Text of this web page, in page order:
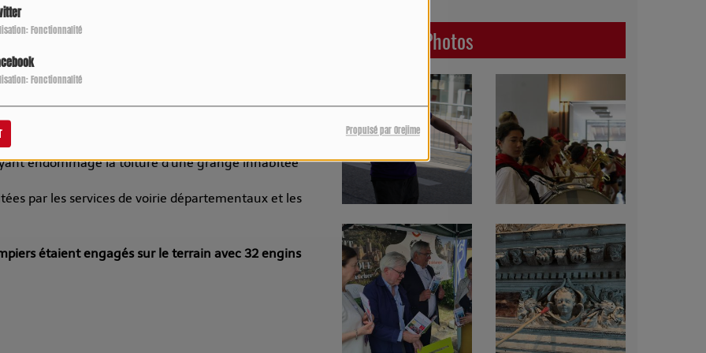
Fonctionnalité
Fonctionnalité
Propulsé par Orejime
sur la voie publique
deux mises en chômage technique
endommagé la toiture d’une grange inhabitée
par les services de voirie départementaux et les
étaient engagés sur le terrain avec 32 engins
Dernières Photos